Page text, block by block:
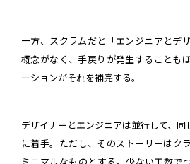
一方、スクラムだと「エンジニアとデ
概念がなく、手戻りが発生することも
ーションがそれを補完する。
デザイナーとエンジニアは並行して、同
に着手。ただし、そのストーリーはク